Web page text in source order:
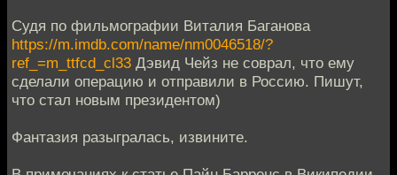
Судя по фильмографии Виталия Баганова
https://m.imdb.com/name/nm0046518/?
ref_=m_ttfcd_cl33 Дэвид Чейз не соврал, что ему
сделали операцию и отправили в Россию. Пишут,
что стал новым президентом)
Фантазия разыгралась, извините.